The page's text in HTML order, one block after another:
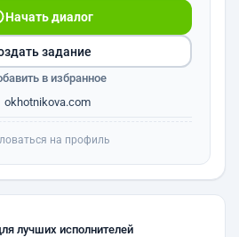
Начать диалог
okhotnikova.com
задание
в избранное
на профиль
лучших исполнителей